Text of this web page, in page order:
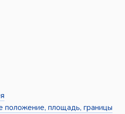
положение, площадь, границы